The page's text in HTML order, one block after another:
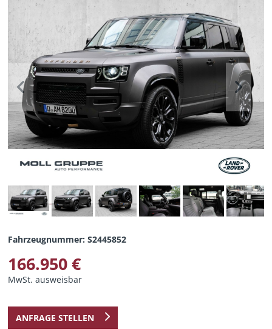
Previous Next
Fahrzeugnummer: S2445852
166.950 €
MwSt. ausweisbar
ANFRAGE STELLEN